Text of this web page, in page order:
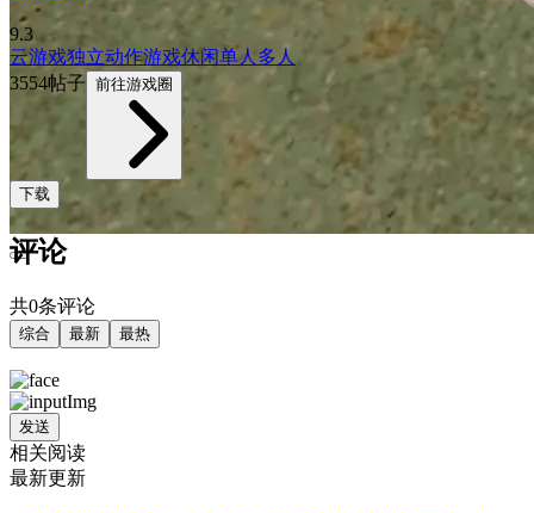
9.3
云游戏独立动作游戏休闲单人 多人
3554帖子 前往游戏圈
下载
评论
共0条评论
综合 最新 最热
发送
相关阅读
最新更新